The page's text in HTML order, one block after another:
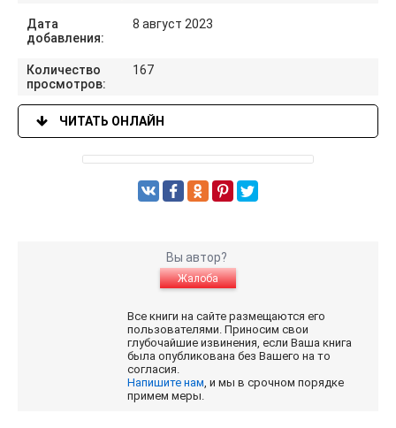
Дата
добавления:
8 август 2023
Количество
просмотров:
167
ЧИТАТЬ ОНЛАЙН
Вы автор?
Жалоба
Все книги на сайте размещаются его
пользователями. Приносим свои
глубочайшие извинения, если Ваша книга
была опубликована без Вашего на то
согласия.
Напишите нам, и мы в срочном порядке
примем меры.